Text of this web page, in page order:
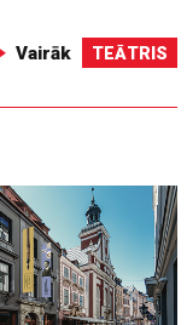
Vairāk TEĀTRIS